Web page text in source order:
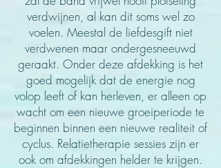
verdwijnen, al kan dit soms wel zo
voelen. Meestal de liefdesgift niet
verdwenen maar ondergesneeuwd
geraakt. Onder deze afdekking is het
goed mogelijk dat de energie nog
volop leeft of kan herleven, er alleen op
wacht om een nieuwe groeiperiode te
beginnen binnen een nieuwe realiteit of
cyclus. Relatietherapie sessies zijn er
ook om afdekkingen helder te krijgen.